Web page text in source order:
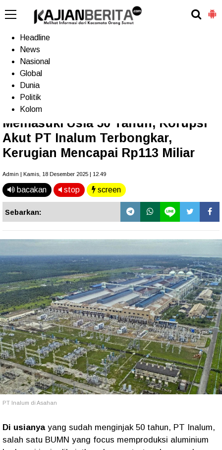
Home
Headline
News
Nasional
Global
Dunia
Politik
Kolom
Terkini
Memasuki Usia 50 Tahun, Korupsi
Akut PT Inalum Terbongkar,
Kerugian Mencapai Rp113 Miliar
Admin | Kamis, 18 Desember 2025 | 12.49
bacakan stop screen
Sebarkan:
PT Inalum di Asahan
Di usianya yang sudah menginjak 50 tahun, PT Inalum,
salah satu BUMN yang focus memproduksi aluminium